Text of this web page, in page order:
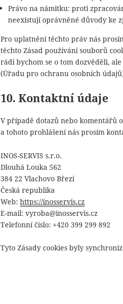
Právo na námitku: proti
neexistují oprávněné důvody ke
Pro uplatnění těchto práv nás
těchto Zásad používání souborů
rádi bychom se o tom dozvěděli,
(Úřadu pro ochranu osobních
10. Kontaktní údaje
V případě dotazů nebo komentářů
a tohoto prohlášení nás prosím
INOS-SERVIS s.r.o.
Dlouhá Louka 562
384 22 Vlachovo Březí
Česká republika
Web:https://inosservis.cz
E-mail:vyroba@inosservis.cz
Telefonní číslo: +420 399 299 892
Tyto Zásady cookies byly